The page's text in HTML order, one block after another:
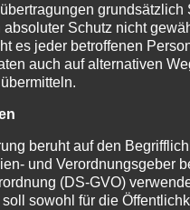
Schutz nicht
es jeder betroffenen
auch auf alternativen
beruht auf den
und Verordnungsgeber
(DS-GVO)
sowohl für die